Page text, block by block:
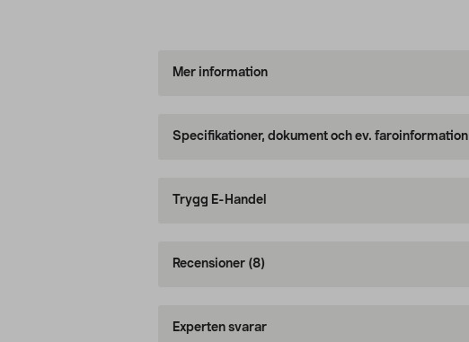
Mer information
Specifikationer, dokument och ev. faroinformation
Trygg E-Handel
Recensioner (8)
Experten svarar